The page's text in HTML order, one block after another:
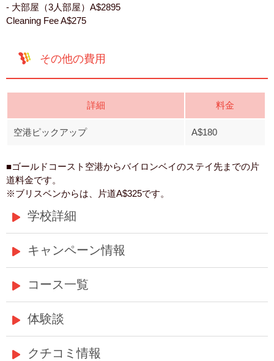
- 大部屋（3人部屋）A$2895
Cleaning Fee A$275
その他の費用
詳細 料金
空港ピックアップ A$180
■ゴールドコースト空港からバイロンベイのステイ先までの片
道料金です。
※ブリスベンからは、片道A$325です。
学校詳細
キャンペーン情報
コース一覧
体験談
クチコミ情報